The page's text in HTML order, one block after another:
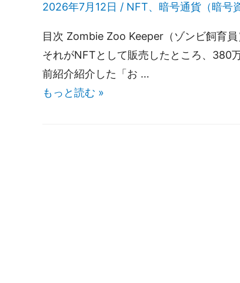
2026年7月12日 / NFT、 暗号通貨（暗号
目次 Zombie Zoo Keeper（ゾンビ飼育
それがNFTとして販売したところ、380
前紹介紹介した「お …
もっと読む »